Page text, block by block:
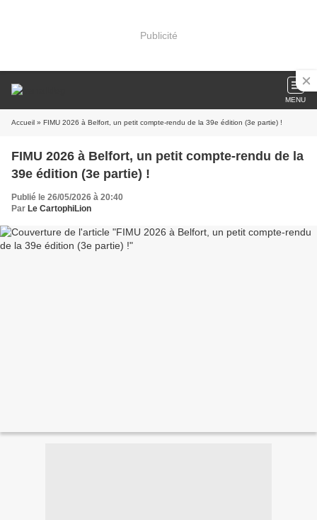
Publicité
MENU
Accueil » FIMU 2026 à Belfort, un petit compte-rendu de la 39e édition (3e partie) !
FIMU 2026 à Belfort, un petit compte-rendu de la
39e édition (3e partie) !
Publié le 26/05/2026 à 20:40
Par Le CartophiLion